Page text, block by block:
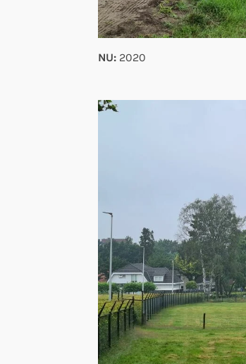
NU: 2020